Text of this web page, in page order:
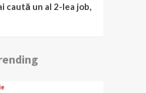
caută un al 2-lea job,